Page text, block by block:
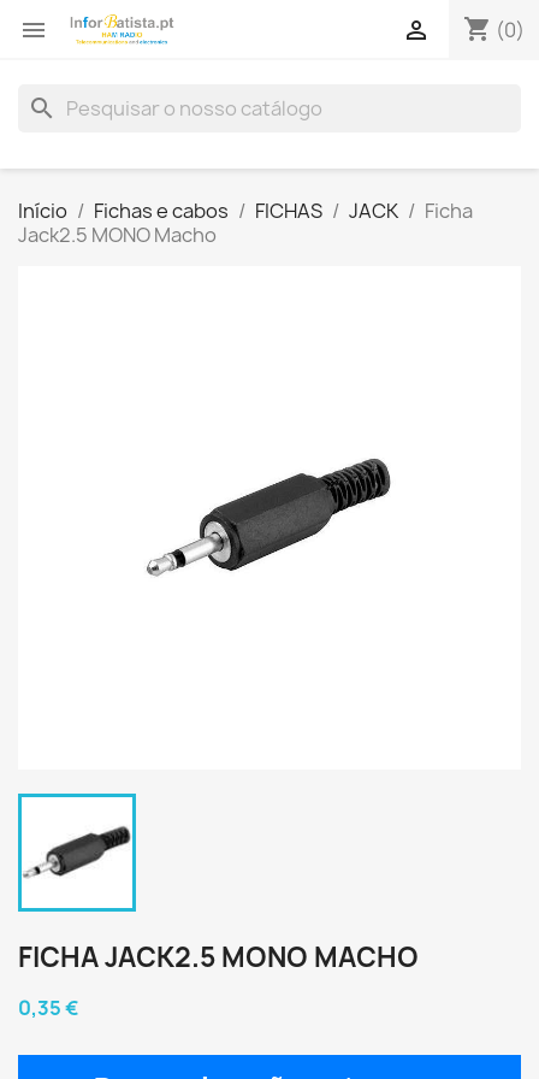
 shopping_cart (0)

search
Início Fichas e cabos FICHAS JACK
Ficha
Jack2.5 MONO Macho
FICHA JACK2.5 MONO MACHO
0,35 €